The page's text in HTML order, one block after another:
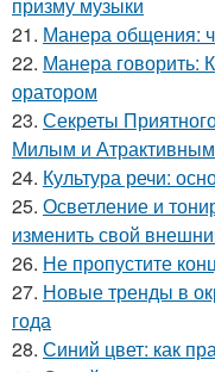
призму музыки
21. Манера общения:
22. Манера говорить:
оратором
23. Секреты
Милым и Атрактивным
24. Культура речи:
25. Осветление и
изменить свой
26. Не пропустите
27. Новые тренды в
года
28. Синий цвет: как